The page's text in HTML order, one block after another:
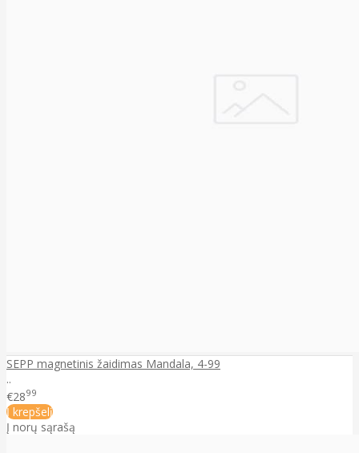
SEPP magnetinis žaidimas Mandala, 4-99
..
€2899
Į krepšelį
Į norų sąrašą